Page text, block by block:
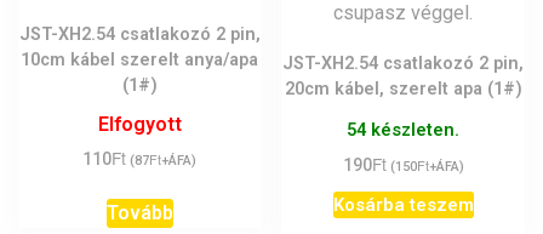
JST-XH2.54 csatlakozó 2 pin,
10cm kábel szerelt anya/apa
(1#)
Elfogyott
110Ft (87Ft+ÁFA)
Tovább
JST-XH2.54 csatlakozó 2 pin,
20cm kábel, szerelt apa (1#)
54 készleten.
190Ft (150Ft+ÁFA)
Kosárba teszem